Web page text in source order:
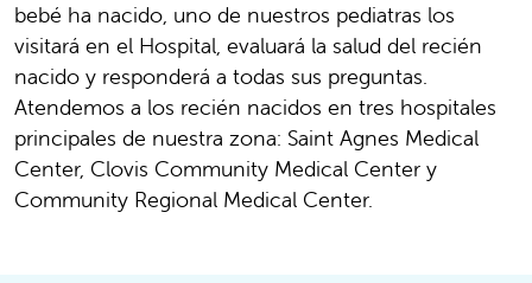
bebé ha nacido, uno de nuestros pediatras los
visitará en el Hospital, evaluará la salud del recién
nacido y responderá a todas sus preguntas.
Atendemos a los recién nacidos en tres hospitales
principales de nuestra zona: Saint Agnes Medical
Center, Clovis Community Medical Center y
Community Regional Medical Center.